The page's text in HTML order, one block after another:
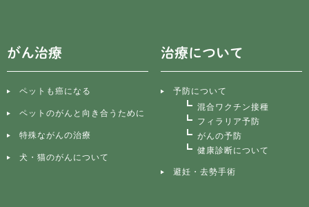
がん治療
ペットも癌になる
ペットのがんと向き合うために
特殊ながんの治療
犬・猫のがんについて
治療について
予防について
混合ワクチン接種
フィラリア予防
がんの予防
健康診断について
避妊・去勢手術